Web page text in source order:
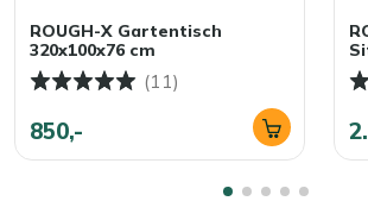
ROUGH-X Gartentisch
320x100x76 cm
(11)
850,-